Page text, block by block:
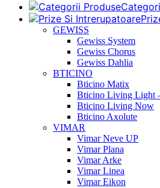
GEWISS
Gewiss System
Gewiss Chorus
Gewiss Dahlia
BTICINO
Bticino Matix
Bticino Living Light
Bticino Living Now
Bticino Axolute
VIMAR
Vimar Neve UP
Vimar Plana
Vimar Arke
Vimar Linea
Vimar Eikon